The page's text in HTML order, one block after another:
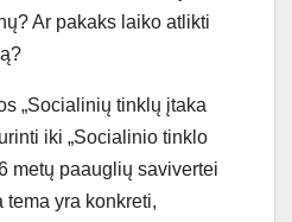
Ar pakaks laiko atlikti
„Socialinių tinklų įtaka
iki „Socialinio tinklo
metų paauglių savivertei
tema yra konkreti,